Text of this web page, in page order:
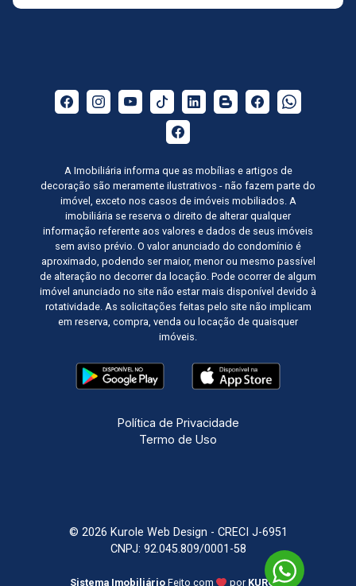
A Imobiliária informa que as mobílias e artigos de
decoração são meramente ilustrativos - não fazem parte do
imóvel, exceto nos casos de imóveis mobiliados. A
imobiliária se reserva o direito de alterar qualquer
informação referente aos valores e dados de seus imóveis
sem aviso prévio. O valor anunciado do condomínio é
aproximado, podendo ser maior, menor ou mesmo passível
de alteração no decorrer da locação. Pode ocorrer de algum
imóvel anunciado no site não estar mais disponível devido à
rotatividade. As solicitações feitas pelo site não implicam
em reserva, compra, venda ou locação de quaisquer
imóveis.
Política de Privacidade
Termo de Uso
© 2026 Kurole Web Design - CRECI J-6951
CNPJ: 92.045.809/0001-58
Sistema Imobiliário Feito com por KUROLE